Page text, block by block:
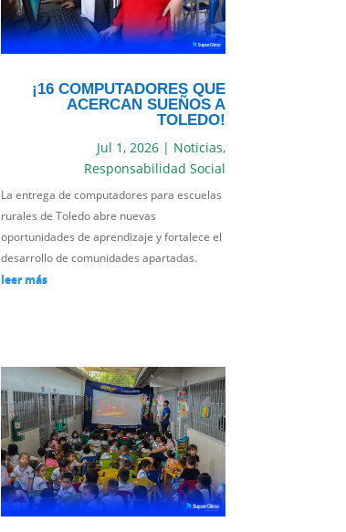
¡16 COMPUTADORES QUE
ACERCAN SUEÑOS A
TOLEDO!
Jul 1, 2026| Noticias,
Responsabilidad Social
La entrega de computadores para escuelas
rurales de Toledo abre nuevas
oportunidades de aprendizaje y fortalece el
desarrollo de comunidades apartadas.
leer más